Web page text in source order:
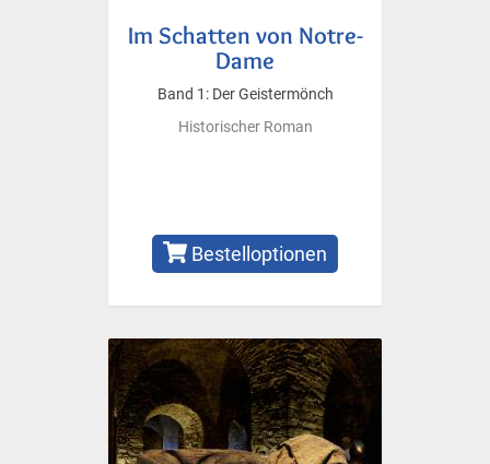
Im Schatten von Notre-
Dame
Band 1: Der Geistermönch
Historischer Roman
Bestelloptionen